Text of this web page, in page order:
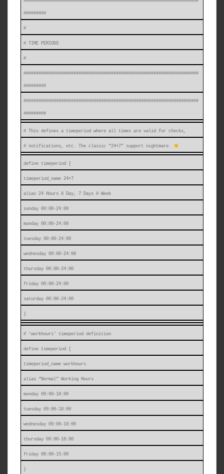
#########
#
# TIME PERIODS
#
######################################################################
#########
######################################################################
#########
# This defines a timeperiod where all times are valid for checks,
# notifications, etc. The classic “24×7” support nightmare.
define timeperiod {
timeperiod_name 24×7
alias 24 Hours A Day, 7 Days A Week
sunday 00:00-24:00
monday 00:00-24:00
tuesday 00:00-24:00
wednesday 00:00-24:00
thursday 00:00-24:00
friday 00:00-24:00
saturday 00:00-24:00
}
# ‘workhours’ timeperiod definition
define timeperiod {
timeperiod_name workhours
alias “Normal” Working Hours
monday 09:00-18:00
tuesday 09:00-18:00
wednesday 09:00-18:00
thursday 09:00-18:00
friday 08:00-15:00
}